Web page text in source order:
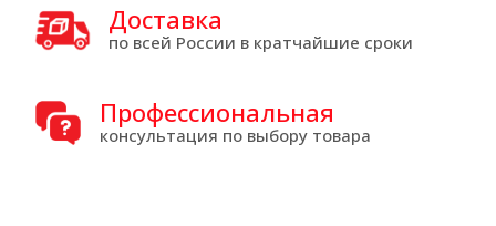
Доставка
по всей России в кратчайшие сроки
Профессиональная
консультация по выбору товара